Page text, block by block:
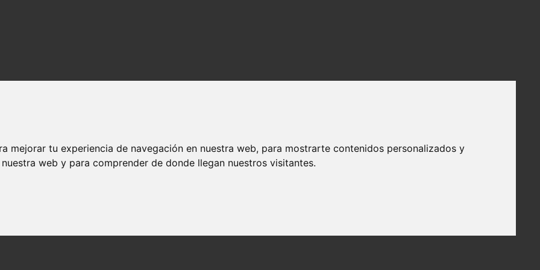
mejorar tu experiencia de navegación en nuestra web, para mostrarte contenidos personalizados y
web y para comprender de donde llegan nuestros visitantes.